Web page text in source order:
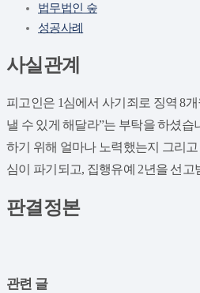
법무법인 숲
성공사례
사실관계
피고인은 1심에서 사기죄로 징역 8
낼 수 있게 해달라”는 부탁을 하셨
하기 위해 얼마나 노력했는지 그리
심이 파기되고, 집행유예 2년을 선고
판결정본
관련 글